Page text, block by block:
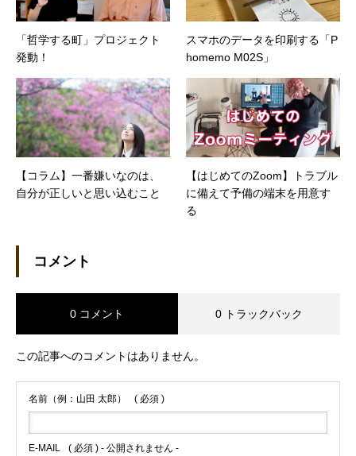
「哲学する町」プロジェクト
発動！
スマホのデータを印刷する「P
homemo M02S」
【コラム】一番嫌いなのは、
自分が正しいと思い込むこと
【はじめてのZoom】トラブル
に備えて予備の端末を用意す
る
コメント
0 コメント 0 トラックバック
この記事へのコメントはありません。
名前（例：山田 太郎） ( 必須 )
E-MAIL ( 必須 ) - 公開されません -